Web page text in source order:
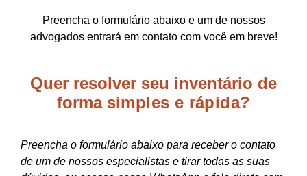
Preencha o formulário abaixo e um de nossos
advogados entrará em contato com você em breve!
Quer resolver seu inventário de
forma simples e rápida?
Preencha o formulário abaixo para receber o contato
de um de nossos especialistas e tirar todas as suas